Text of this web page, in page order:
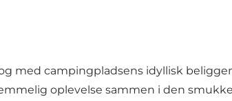
med campingpladsens idyllisk
oplevelse sammen i den